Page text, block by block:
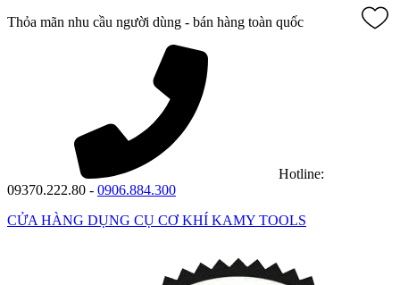
Thỏa mãn nhu cầu người dùng - bán hàng toàn quốc
Hotline:
09370.222.80 - 0906.884.300
CỬA HÀNG DỤNG CỤ CƠ KHÍ KAMY TOOLS